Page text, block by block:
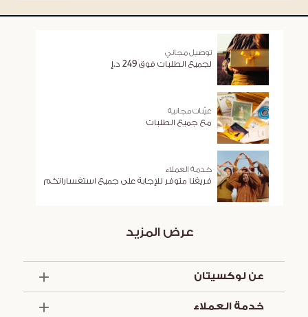
توصيل مجاني
لجميع الطلبات فوق 249 د.إ
عيّنات مجانية
مع جميع الطلبات
خدمة العملاء
فريقنا متوفر للإجابة على جميع استفساراتكم
عرض المزيد
عن لوكسيتان
خدمة العملاء